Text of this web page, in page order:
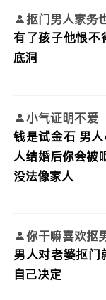
抠门男人家务
有了孩子他恨不
底洞
小气证明不爱
钱是试金石 男
人结婚后你会被
没法像家人
你干嘛喜欢抠
男人对老婆抠门
自己决定